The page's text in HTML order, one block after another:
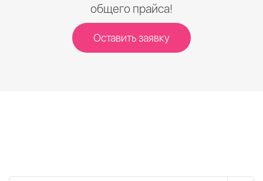
общего прайса!
Оставить заявку